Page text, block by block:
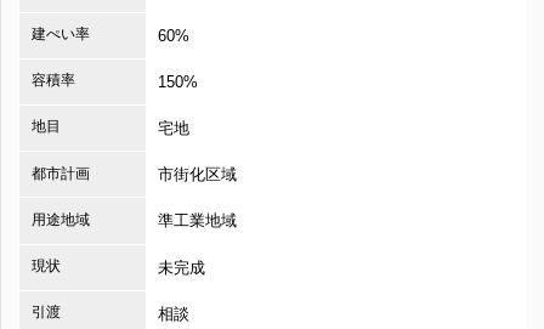
建ぺい率 60%
容積率 150%
地目 宅地
都市計画 市街化区域
用途地域 準工業地域
現状 未完成
引渡 相談